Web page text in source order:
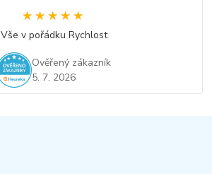
★★★★★
★★★★★
Vše v pořádku Rychlost
Ověřený zákazník
5. 7. 2026